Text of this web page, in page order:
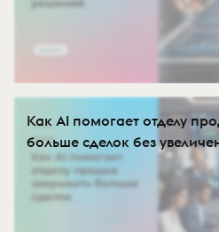
Как AI помогает отделу
больше сделок без